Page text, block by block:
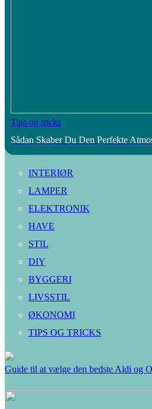
Tips og tricks
Sådan Skaber Du Den Perfekte
INTERIØR
LAMPER
ELEKTRONIK
HAVE
STIL
DIY
BYGGERI
LIVSSTIL
ØKONOMI
TIPS OG TRICKS
Guide til at vælge den bedste Aldi og